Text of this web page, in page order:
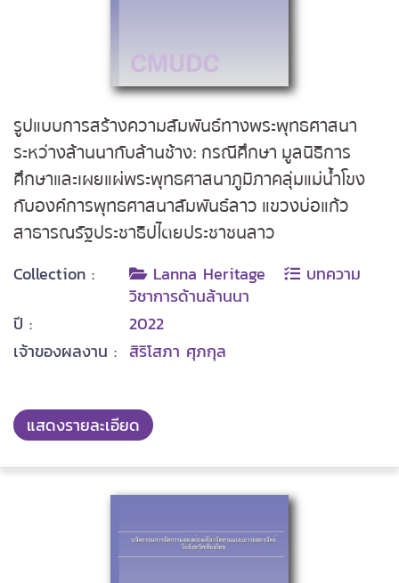
รูปแบบการสร้างความสัมพันธ์ทางพระพุทธศาสนา
ระหว่างล้านนากับล้านช้าง: กรณีศึกษา มูลนิธิการ
ศึกษาและเผยแผ่พระพุทธศาสนาภูมิภาคลุ่มแม่น้ำโขง
กับองค์การพุทธศาสนาสัมพันธ์ลาว แขวงบ่อแก้ว
สาธารณรัฐประชาธิปไตยประชาชนลาว
Collection : Lanna Heritage
บทความ
วิชาการด้านล้านนา
ปี :
2022
เจ้าของผลงาน : สิริโสภา ศุภกุล
แสดงรายละเอียด